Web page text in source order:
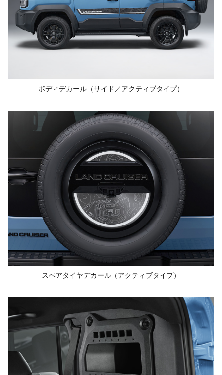
ボディデカール （サイド／アクティブタイプ）
スペアタイヤデカール （アクティブタイプ）